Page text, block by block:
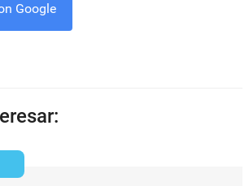
Google